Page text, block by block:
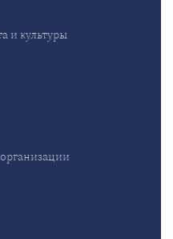
и культуры